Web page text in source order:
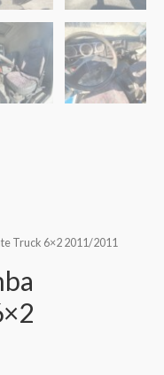
Truck 6×2 2011/2011